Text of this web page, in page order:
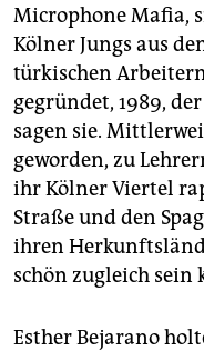
Microphone Mafia,
Kölner Jungs aus
türkischen
gegründet, 1989,
sagen sie.
geworden, zu
ihr Kölner Viertel
Straße und den
ihren
schön zugleich sein
Esther Bejarano